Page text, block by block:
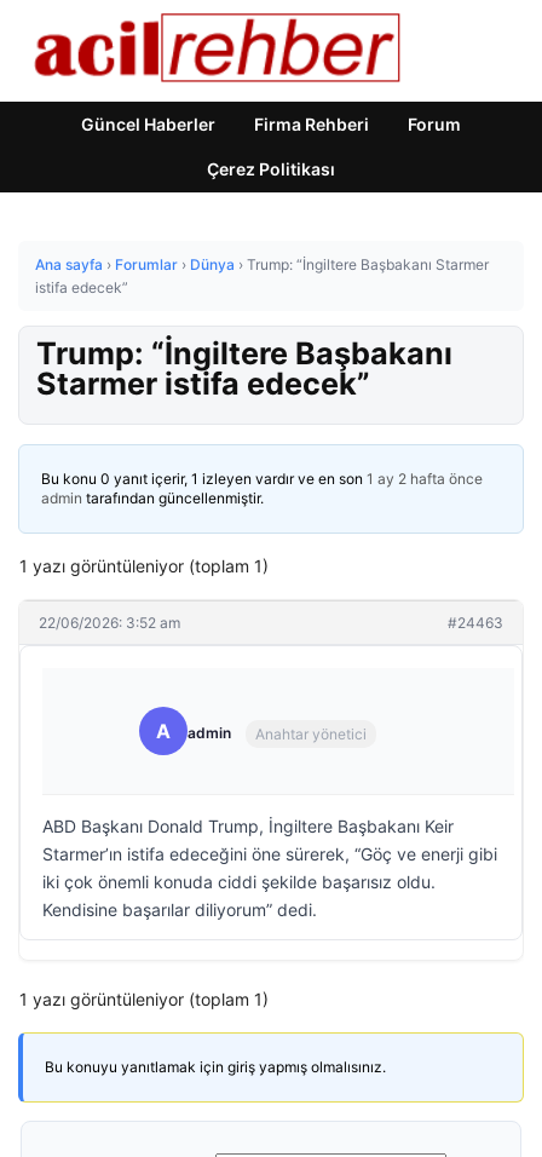
Güncel Haberler Firma Rehberi Forum
Çerez Politikası
Ana sayfa › Forumlar › Dünya › Trump: “İngiltere Başbakanı Starmer
istifa edecek”
Trump: “İngiltere Başbakanı
Starmer istifa edecek”
Bu konu 0 yanıt içerir, 1 izleyen vardır ve en son 1 ay 2 hafta önce
admin tarafından güncellenmiştir.
1 yazı görüntüleniyor (toplam 1)
22/06/2026: 3:52 am #24463
A admin Anahtar yönetici
ABD Başkanı Donald Trump, İngiltere Başbakanı Keir
Starmer’ın istifa edeceğini öne sürerek, “Göç ve enerji gibi
iki çok önemli konuda ciddi şekilde başarısız oldu.
Kendisine başarılar diliyorum” dedi.
1 yazı görüntüleniyor (toplam 1)
Bu konuyu yanıtlamak için giriş yapmış olmalısınız.